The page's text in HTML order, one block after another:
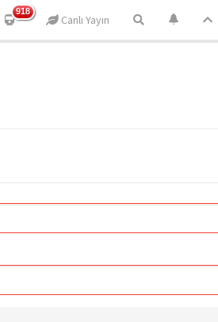
918
Canlı Yayın